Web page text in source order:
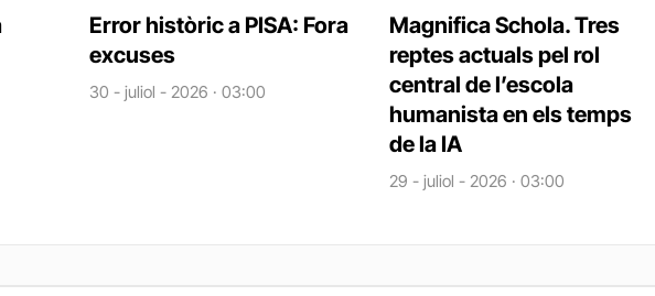
Error històric a PISA: Fora
excuses
30 - juliol - 2026 · 03:00
Magnifica Schola. Tres
reptes actuals pel rol
central de l’escola
humanista en els temps
de la IA
29 - juliol - 2026 · 03:00